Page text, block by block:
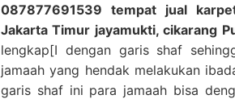
087877691539 tempat jual
Jakarta Timur jayamukti, cikarang
lengkap[I dengan garis shaf
jamaah yang hendak melakukan
garis shaf ini para jamaah bisa